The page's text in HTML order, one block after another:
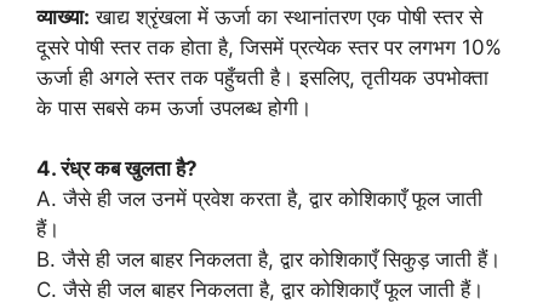
व्याख्या: खाद्य श्रृंखला में ऊर्जा का स्थानांतरण एक पोषी स्तर से
दूसरे पोषी स्तर तक होता है, जिसमें प्रत्येक स्तर पर लगभग 10%
ऊर्जा ही अगले स्तर तक पहुँचती है। इसलिए, तृतीयक उपभोक्ता
के पास सबसे कम ऊर्जा उपलब्ध होगी।
4. रंध्र कब खुलता है?
A. जैसे ही जल उनमें प्रवेश करता है, द्वार कोशिकाएँ फूल जाती
हैं।
B. जैसे ही जल बाहर निकलता है, द्वार कोशिकाएँ सिकुड़ जाती हैं।
C. जैसे ही जल बाहर निकलता है, द्वार कोशिकाएँ फूल जाती हैं।